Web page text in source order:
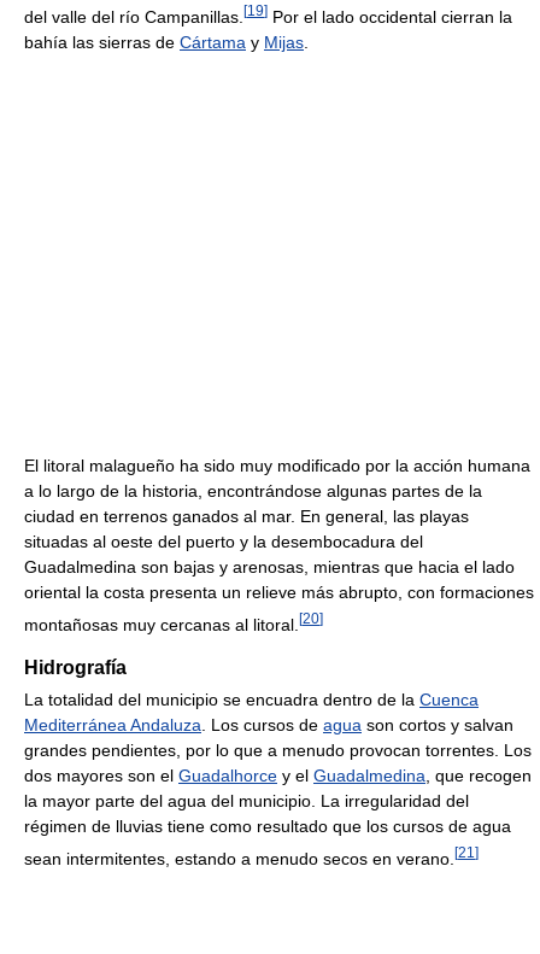
del valle del río Campanillas. [19] Por el lado occidental cierran la
bahía las sierras de Cártama y Mijas
El litoral malagueño ha sido muy modificado por la acción humana
a lo largo de la historia, encontrándose algunas partes de la
ciudad en terrenos ganados al mar. En general, las playas
situadas al oeste del puerto y la desembocadura del
Guadalmedina son bajas y arenosas, mientras que hacia el lado
oriental la costa presenta un relieve más abrupto, con formaciones
montañosas muy cercanas al litoral. [20]
Hidrografía
La totalidad del municipio se encuadra dentro de la Cuenca
Mediterránea Andaluza . Los cursos de agua son cortos y salvan
grandes pendientes, por lo que a menudo provocan torrentes. Los
dos mayores son el Guadalhorce y el Guadalmedina , que recogen
la mayor parte del agua del municipio. La irregularidad del
régimen de lluvias tiene como resultado que los cursos de agua
sean intermitentes, estando a menudo secos en verano. [21 ]